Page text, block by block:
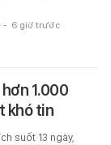
- 6 giờ trước
1.000
khó tin
suốt 13 ngày,